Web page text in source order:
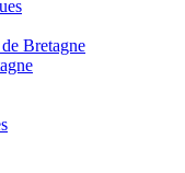
Bretagne